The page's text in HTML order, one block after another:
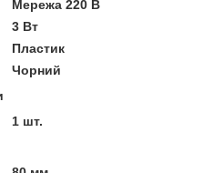
Мережа 220 В
3 Вт
Пластик
Чорний
1 шт.